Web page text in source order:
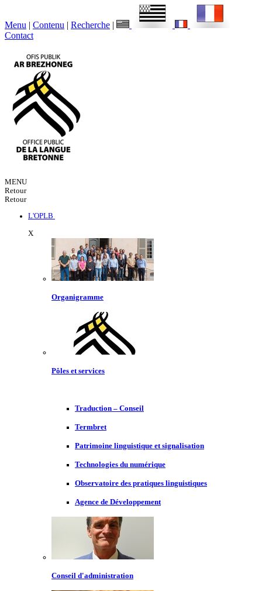
Menu | Contenu | Recherche |
Contact
MENU
Retour
Retour
L'OPLB
X
Organigramme
Pôles et services
Traduction – Conseil
Termbret
Patrimoine linguistique et signalisation
Technologies du numérique
Observatoire des pratiques linguistiques
Agence de Développement
Conseil d'administration